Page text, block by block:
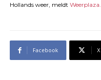
Hollands weer, meldt Weerplaza.
Facebook X